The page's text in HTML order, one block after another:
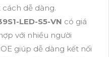
dễ dàng.
LED-S5-VN có giá
với nhiều người
giúp dễ dàng kết nối